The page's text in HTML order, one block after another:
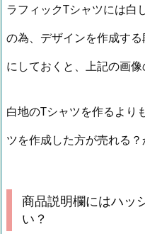
ラフィックTシャツには白
の為、デザインを作成す
にしておくと、上記の画像
白地のTシャツを作るより
ツを作成した方が売れる？
商品説明欄にはハッ
い？